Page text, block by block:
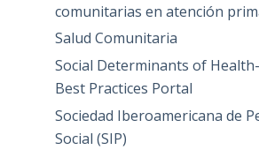
comunitarias en atención
Salud Comunitaria
Social Determinants of
Best Practices Portal
Sociedad Iberoamericana de
Social (SIP)